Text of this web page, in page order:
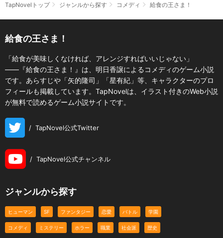
TapNovelトップ ジャンルから探す コメディ 給食の王さま！
給食の王さま！
「給食が美味しくなければ、アレンジすればいいじゃない」
――『給食の王さま！』は、明日香譲によるコメディのゲーム小説
です。あらすじや「矢的隆司」「星有紀」等、キャラクターのプロ
フィールも掲載しています。TapNovelは、イラスト付きのWeb小説
が無料で読めるゲーム小説サイトです。
/ TapNovel公式Twitter
/ TapNovel公式チャンネル
ジャンルから探す
ヒューマン SF ファンタジー 恋愛 バトル 学園
コメディ ミステリー ホラー 職業 社会派 歴史